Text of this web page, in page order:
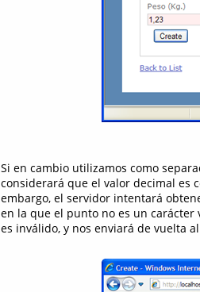
Si en cambio utilizamos como
considerará que el valor decimal es
embargo, el servidor intentará
en la que el punto no es un
es inválido, y nos enviará de vuelta